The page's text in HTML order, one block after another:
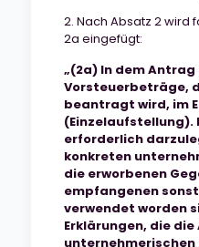
2. Nach Absatz 2 wird
2a eingefügt:
„(2a) In dem Antrag
Vorsteuerbeträge,
beantragt wird, im
(Einzelaufstellung).
erforderlich
konkreten
die erworbenen
empfangenen
verwendet worden
Erklärungen, die